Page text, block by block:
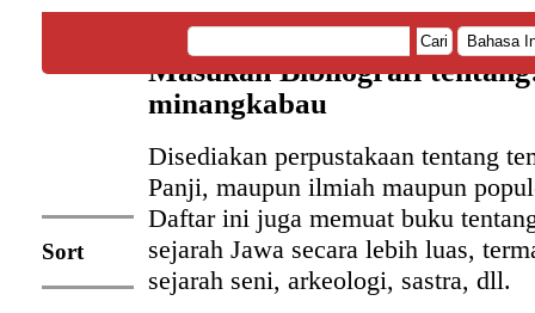
Cari
Masukan Bibliografi
minangkabau
Disediakan perpustakaan tentang
Panji, maupun ilmiah maupun
Daftar ini juga memuat buku
sejarah Jawa secara lebih luas,
sejarah seni, arkeologi, sastra, dll.
Sort